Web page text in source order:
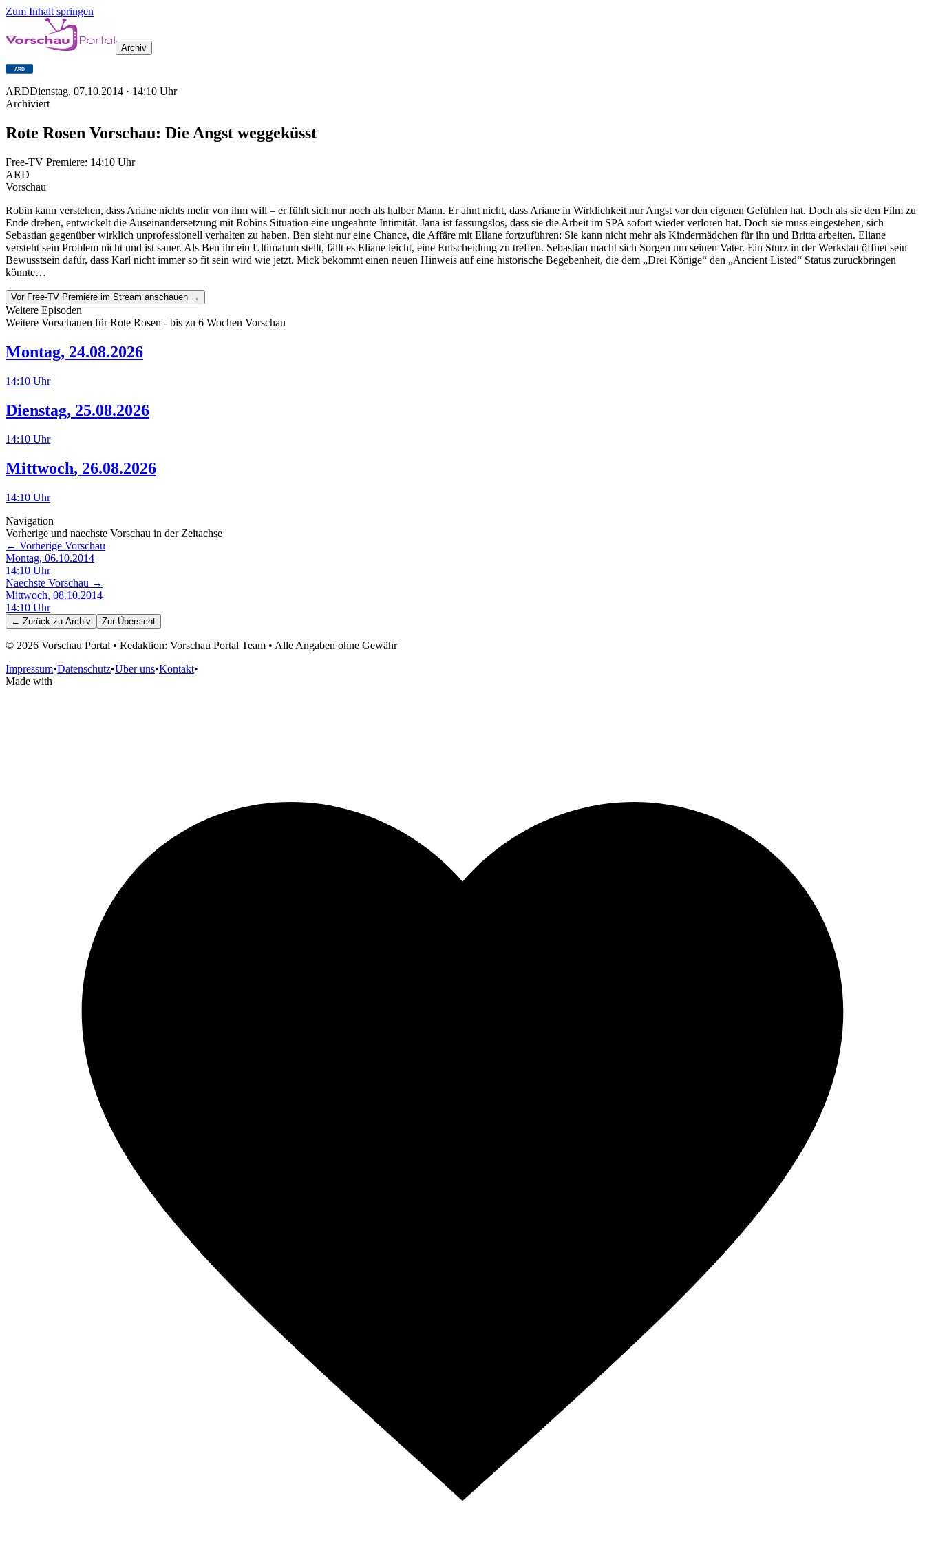
Zum Inhalt springen
Archiv
ARDDienstag, 07.10.2014 · 14:10 Uhr
Archiviert
Rote Rosen Vorschau: Die Angst weggeküsst
Free-TV Premiere: 14:10 Uhr
ARD
Vorschau
Robin kann verstehen, dass Ariane nichts mehr von ihm will – er fühlt sich nur noch als halber Mann. Er ahnt nicht, dass Ariane in Wirklichkeit nur Angst vor den eigenen Gefühlen hat. Doch als sie den Film zu
Ende drehen, entwickelt die Auseinandersetzung mit Robins Situation eine ungeahnte Intimität. Jana ist fassungslos, dass sie die Arbeit im SPA sofort wieder verloren hat. Doch sie muss eingestehen, sich
Sebastian gegenüber wirklich unprofessionell verhalten zu haben. Ben sieht nur eine Chance, die Affäre mit Eliane fortzuführen: Sie kann nicht mehr als Kindermädchen für ihn und Britta arbeiten. Eliane
versteht sein Problem nicht und ist sauer. Als Ben ihr ein Ultimatum stellt, fällt es Eliane leicht, eine Entscheidung zu treffen. Sebastian macht sich Sorgen um seinen Vater. Ein Sturz in der Werkstatt öffnet sein
Bewusstsein dafür, dass Karl nicht immer so fit sein wird wie jetzt. Mick bekommt einen neuen Hinweis auf eine historische Begebenheit, die dem „Drei Könige“ den „Ancient Listed“ Status zurückbringen
könnte…
Vor Free-TV Premiere im Stream anschauen →
Weitere Episoden
Weitere Vorschauen fürRote Rosen - bis zu 6 Wochen Vorschau
Montag, 24.08.2026
14:10 Uhr
Dienstag, 25.08.2026
14:10 Uhr
Mittwoch, 26.08.2026
14:10 Uhr
Navigation
Vorherige und naechste Vorschau in der Zeitachse
← Vorherige Vorschau
Montag, 06.10.2014
14:10 Uhr
Naechste Vorschau →
Mittwoch, 08.10.2014
14:10 Uhr
← Zurück zu Archiv Zur Übersicht
© 2026 Vorschau Portal • Redaktion: Vorschau Portal Team • Alle Angaben ohne Gewähr
Impressum•Datenschutz•Über uns•Kontakt•
Made with